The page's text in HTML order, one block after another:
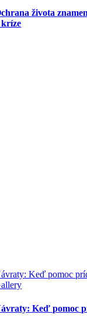
života
kríze
Keď pomoc
Keď pomoc